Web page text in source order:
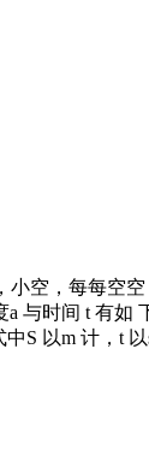
空，每每空
时间 t 有如
S 以m 计，t